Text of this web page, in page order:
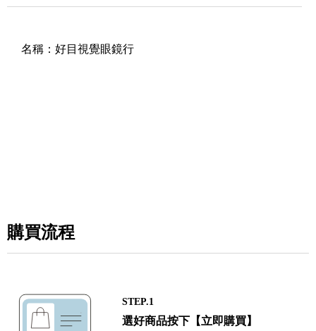
名稱： 好目視覺眼鏡行
購買流程
STEP.1
選好商品按下【立即購買】